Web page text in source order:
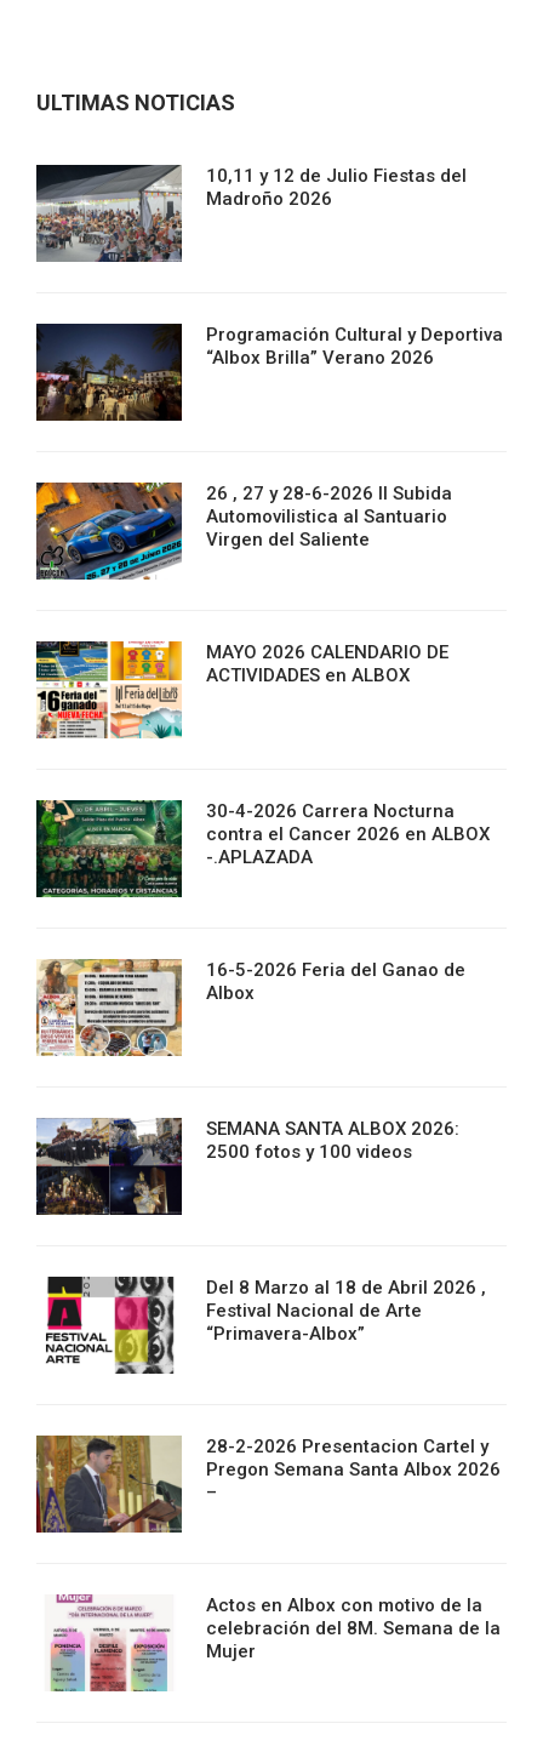
ULTIMAS NOTICIAS
10,11 y 12 de Julio Fiestas del
Madroño 2026
Programación Cultural y Deportiva
“Albox Brilla” Verano 2026
26 , 27 y 28-6-2026 II Subida
Automovilistica al Santuario
Virgen del Saliente
MAYO 2026 CALENDARIO DE
ACTIVIDADES en ALBOX
30-4-2026 Carrera Nocturna
contra el Cancer 2026 en ALBOX
-.APLAZADA
16-5-2026 Feria del Ganao de
Albox
SEMANA SANTA ALBOX 2026:
2500 fotos y 100 videos
Del 8 Marzo al 18 de Abril 2026 ,
Festival Nacional de Arte
“Primavera-Albox”
28-2-2026 Presentacion Cartel y
Pregon Semana Santa Albox 2026
–
Actos en Albox con motivo de la
celebración del 8M. Semana de la
Mujer